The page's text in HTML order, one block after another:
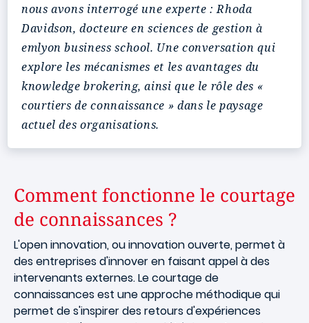
nous avons interrogé une experte : Rhoda
Davidson, docteure en sciences de gestion à
emlyon business school. Une conversation qui
explore les mécanismes et les avantages du
knowledge brokering, ainsi que le rôle des «
courtiers de connaissance » dans le paysage
actuel des organisations.
Comment fonctionne le courtage
de connaissances ?
L'open innovation, ou innovation ouverte, permet à
des entreprises d'innover en faisant appel à des
intervenants externes. Le courtage de
connaissances est une approche méthodique qui
permet de s'inspirer des retours d'expériences